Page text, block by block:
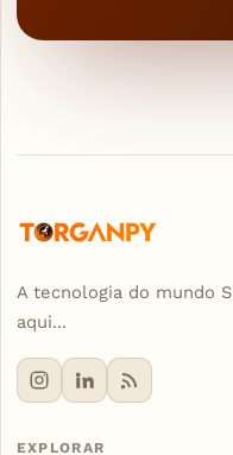
A tecnologia do mundo
aqui...
EXPLORAR